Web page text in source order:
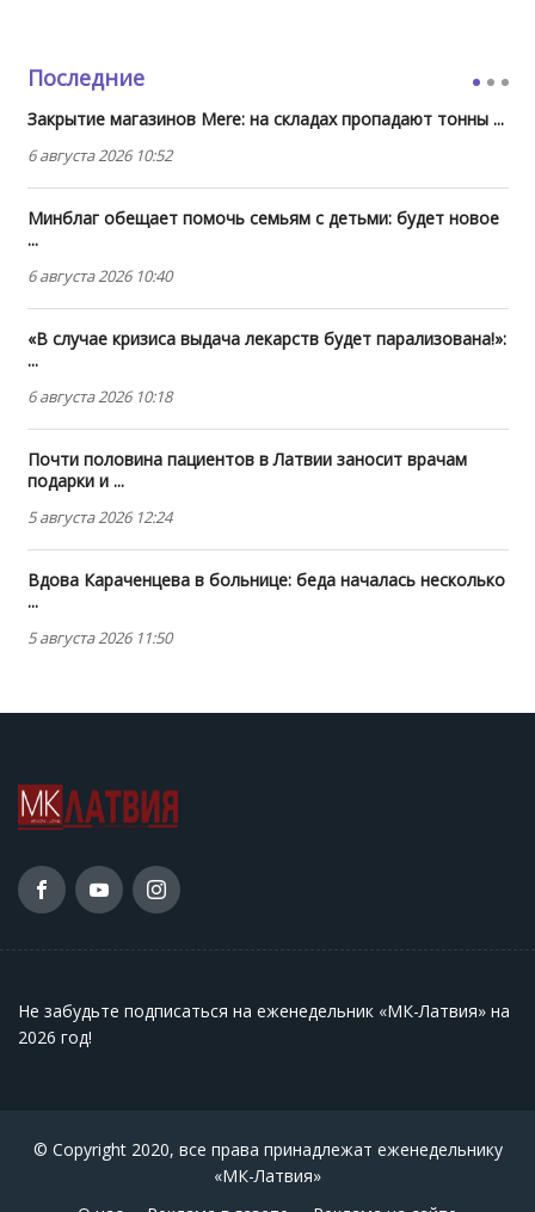
Последние
Закрытие магазинов Mere: на складах пропадают тонны ...
6 августа 2026 10:52
Минблаг обещает помочь семьям с детьми: будет новое
...
6 августа 2026 10:40
«В случае кризиса выдача лекарств будет парализована!»:
...
6 августа 2026 10:18
Почти половина пациентов в Латвии заносит врачам
подарки и ...
5 августа 2026 12:24
Вдова Караченцева в больнице: беда началась несколько
...
5 августа 2026 11:50
Не забудьте подписаться на еженедельник «МК-Латвия» на
2026 год!
© Copyright 2020, все права принадлежат еженедельнику
«МК-Латвия»